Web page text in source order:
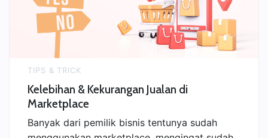
TIPS & TRICK
Kelebihan & Kekurangan Jualan di
Marketplace
Banyak dari pemilik bisnis tentunya sudah